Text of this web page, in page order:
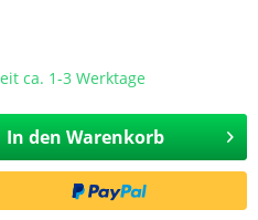
ca. 1-3 Werktage
In den Warenkorb